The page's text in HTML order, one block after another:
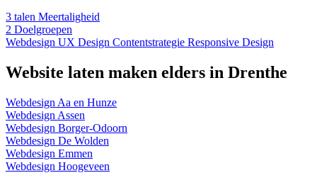
3 talen Meertaligheid
2 Doelgroepen
Webdesign UX Design Contentstrategie Responsive Design
Website laten maken elders in Drenthe
Webdesign Aa en Hunze
Webdesign Assen
Webdesign Borger-Odoorn
Webdesign De Wolden
Webdesign Emmen
Webdesign Hoogeveen